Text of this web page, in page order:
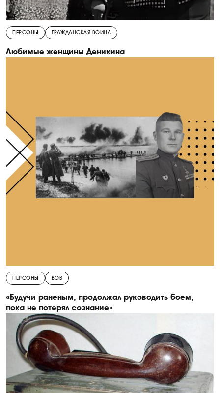
ПЕРСОНЫ ГРАЖДАНСКАЯ ВОЙНА
Любимые женщины Деникина
ПЕРСОНЫ ВОВ
«Будучи раненым, продолжал руководить боем,
пока не потерял сознание»